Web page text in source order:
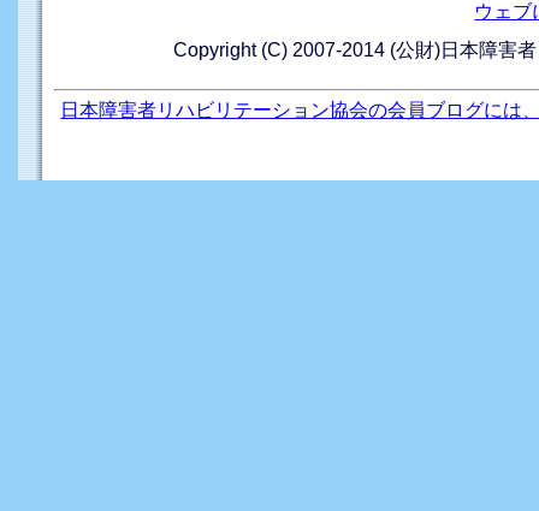
ウェブ
Copyright (C) 2007-2014 (公財)日本障害
日本障害者リハビリテーション協会の会員ブログには